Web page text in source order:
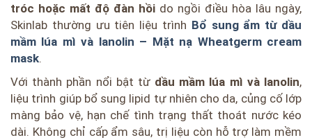
tróc hoặc mất độ đàn hồi do ngồi điều hòa lâu ngày,
Skinlab thường ưu tiên liệu trình Bổ sung ẩm từ dầu
mầm lúa mì và lanolin – Mặt nạ Wheatgerm cream
mask.
Với thành phần nổi bật từ dầu mầm lúa mì và lanolin,
liệu trình giúp bổ sung lipid tự nhiên cho da, củng cố lớp
màng bảo vệ, hạn chế tình trạng thất thoát nước kéo
dài. Không chỉ cấp ẩm sâu, trị liệu còn hỗ trợ làm mềm